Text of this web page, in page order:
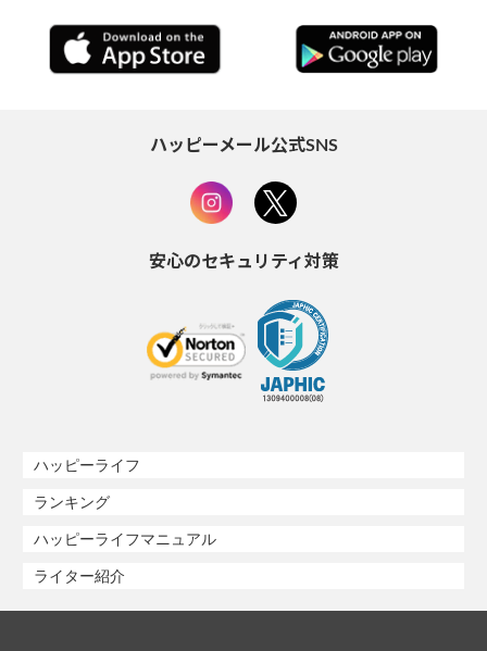
ハッピーメール公式SNS
安心のセキュリティ対策
ハッピーライフ
ランキング
ハッピーライフマニュアル
ライター紹介